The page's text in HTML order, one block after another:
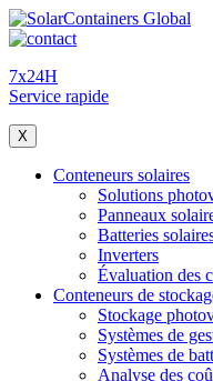
7x24H
Service rapide
X
Conteneurs solaires
Solutions
Panneaux
Batteries
Inverters
Évaluation des
Conteneurs de
Stockage
Systèmes de
Systèmes de
Analyse des